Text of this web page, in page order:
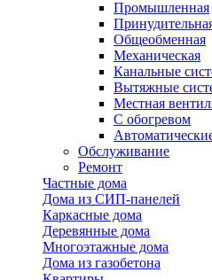
Промышленная
Общеобменная
Механическая
Канальные
Вытяжные
Местная
С обогревом
Обслуживание
Ремонт
Частные дома
Дома из СИП-панелей
Каркасные дома
Деревянные дома
Многоэтажные дома
Дома из газобетона